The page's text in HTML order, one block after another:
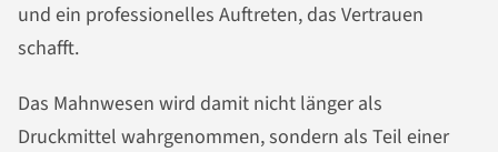
und ein professionelles Auftreten, das Vertrauen
schafft.
Das Mahnwesen wird damit nicht länger als
Druckmittel wahrgenommen, sondern als Teil einer